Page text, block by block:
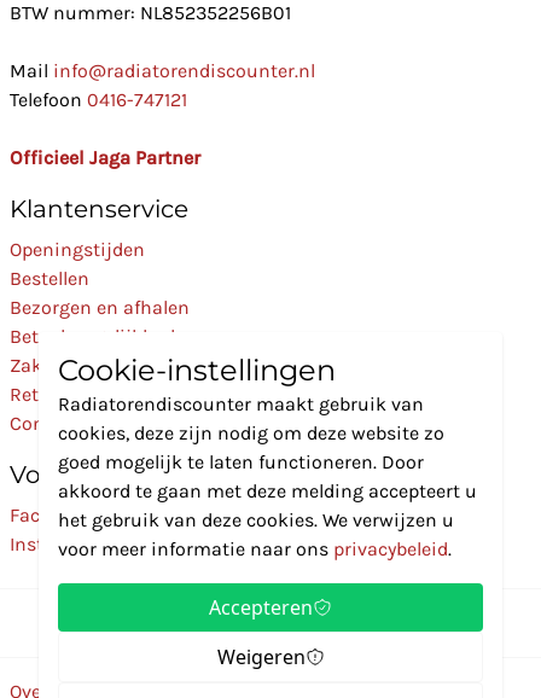
BTW nummer: NL852352256B01
Mail info@radiatorendiscounter.nl
Telefoon 0416-747121
Officieel Jaga Partner
Klantenservice
Openingstijden
Bestellen
Bezorgen en afhalen
Betaalmogelijkheden
Zakelijk
Retourneren
Contact
Volg Ons
Facebook
Instagram
Over ons
Cookie-instellingen
Radiatorendiscounter maakt gebruik van
cookies, deze zijn nodig om deze website zo
goed mogelijk te laten functioneren. Door
akkoord te gaan met deze melding accepteert u
het gebruik van deze cookies. We verwijzen u
voor meer informatie naar ons privacybeleid.
Accepteren
Weigeren